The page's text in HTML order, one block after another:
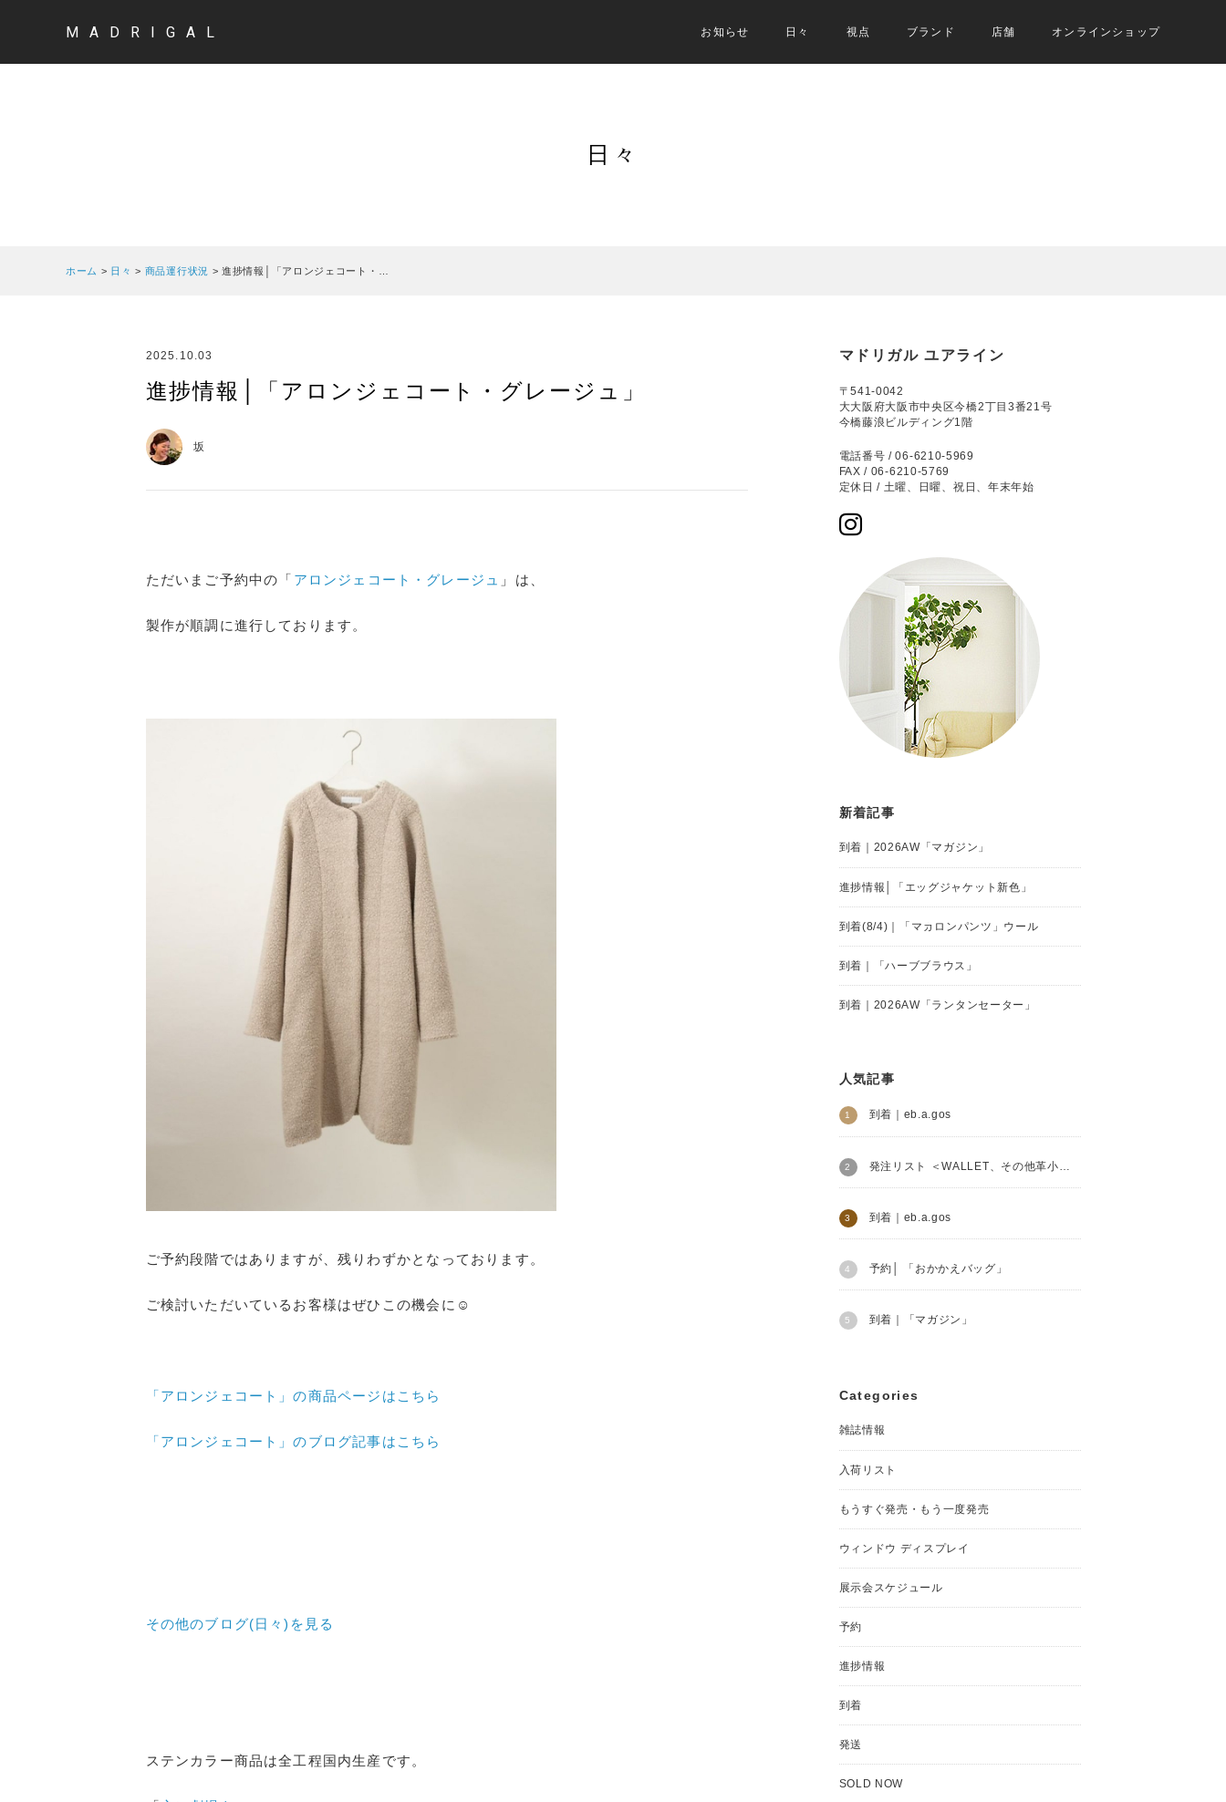
MADRIGAL お知らせ 日々 視点 ブランド 店舗 オンラインショップ
日々
ホーム > 日々 > 商品運行状況 >進捗情報│「アロンジェコート・…
2025.10.03
進捗情報│「アロンジェコート・グレージュ」
坂
ただいまご予約中の「 アロンジェコート・グレージュ 」は、
製作が順調に進行しております。
ご予約段階ではありますが、残りわずかとなっております。
ご検討いただいているお客様はぜひこの機会に☺
「アロンジェコート」の商品ページはこちら
「アロンジェコート」のブログ記事はこちら
その他のブログ(日々) を見る
ステンカラー商品は全工程国内生産です。
マドリガル ユアライン
〒541-0042
大大阪府大阪市中央区今橋2丁目3番21号
今橋藤浪ビルディング1階
電話番号 / 06-6210-5969
FAX / 06-6210-5769
定休日 / 土曜、日曜、祝日、年末年始
新着記事
到着｜2026AW「マガジン」
進捗情報│「エッグジャケット新色」
到着(8/4)｜「マカロンパンツ」ウール
到着｜「ハーブブラウス」
到着｜2026AW「ランタンセーター」
人気記事
到着｜eb.a.gos
発注リスト ＜WALLET、その他革小物＞│Henry Beguelin
到着｜eb.a.gos
予約│ 「おかかえバッグ」
到着｜「マガジン」
Categories
雑誌情報
入荷リスト
もうすぐ発売・もう一度発売
ウィンドウ ディスプレイ
展示会スケジュール
予約
進捗情報
到着
発送
SOLD NOW